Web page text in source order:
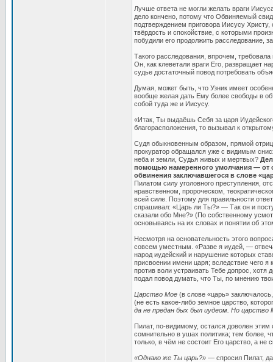
Лучше ответа не могли желать враги
дело кончено, потому что Обвиняемый
подтверждением приговора Иисусу
твёрдость и спокойствие, с которыми
побудили его продолжить расследование,
Такого расследования, впрочем,
Он, как клеветали враги Его, развращает
судье достаточный повод потребовать
Думая, может быть, что Узник имеет
вообще желая дать Ему более свободы в
собой туда же и Иисусу.
«Итак, Ты выдаёшь Себя за царя
благорасположения, то вызывал к
Судя обыкновенным образом, прямой
прокуратор обращался уже с видимым
неба и земли, Судья живых и мертвых?
помощью намеренного умолчания — от
обвинения заключавшегося в слове
Пилатом силу уголовного преступления,
нравственном, пророческом,
всей силе. Поэтому для правильности
спрашивал: «Царь ли Ты?» — Так он и
сказали обо Мне?» (По собственному
основываясь на их словах и понятии об
Несмотря на основательность этого
совсем уместным. «Разве я иудей, —
народ иудейский и нарушение которых
присвоении имени царя; вследствие чего я
против воли устраивать Тебе допрос,
подал повод думать, что Ты, по мнению
Царство Мое (в слове «царь»
(не есть какое-либо земное царство,
да не предан бых был иудеом. Но
Пилат, по-видимому, остался доволен этим
сомнительно в ушах политика; тем более,
только, в чём не состоит Его царство, а не
«Однако же Ты царь?» — спросил Пилат,